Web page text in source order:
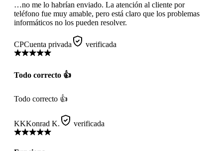
…no me lo habrían enviado. La atención al cliente por
teléfono fue muy amable, pero está claro que los problemas
informáticos no los pueden resolver.
CPCuenta privada verificada
Todo correcto 👍
Todo correcto 👍
KKKonrad K. verificada